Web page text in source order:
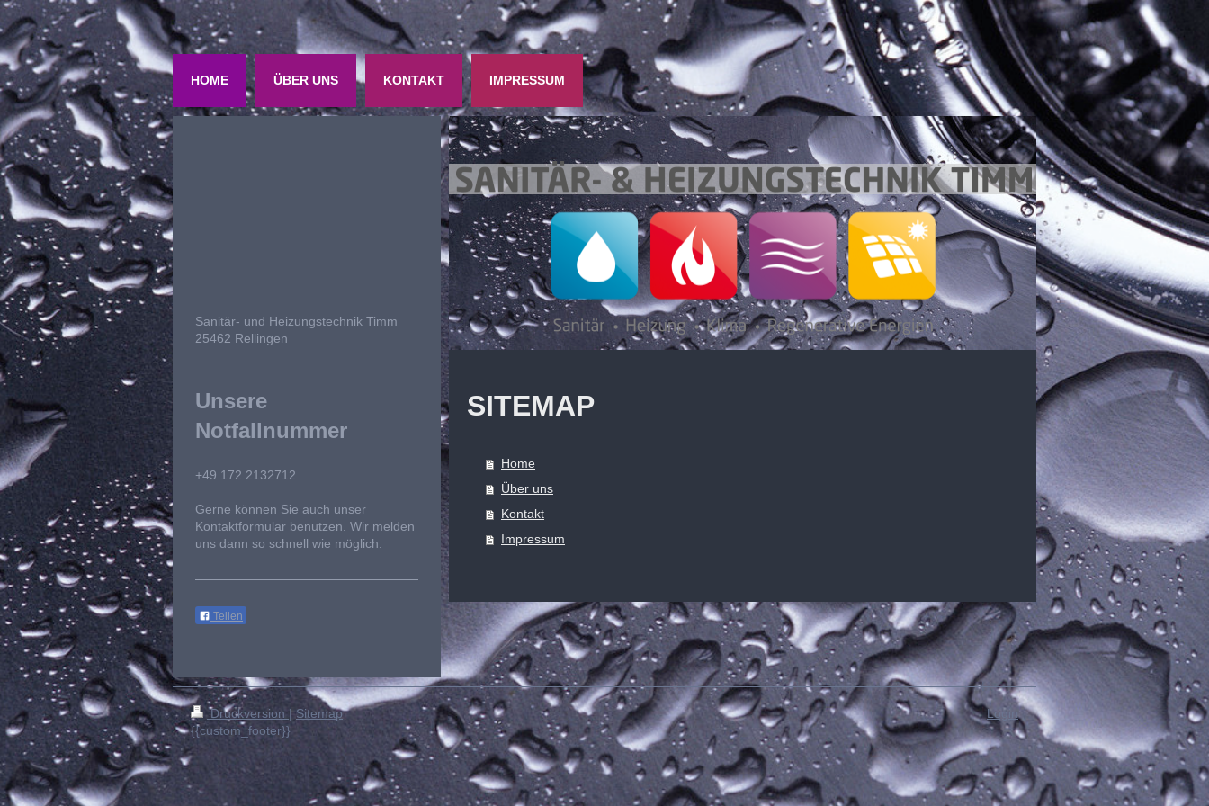
HOME ÜBER UNS KONTAKT IMPRESSUM
SITEMAP
Home
Über uns
Kontakt
Impressum
Sanitär- und Heizungstechnik Timm
25462 Rellingen
Unsere
Notfallnummer
+49 172 2132712
Gerne können Sie auch unser
Kontaktformular benutzen. Wir melden
uns dann so schnell wie möglich.
Teilen
Druckversion | Sitemap
{{custom_footer}}
Login